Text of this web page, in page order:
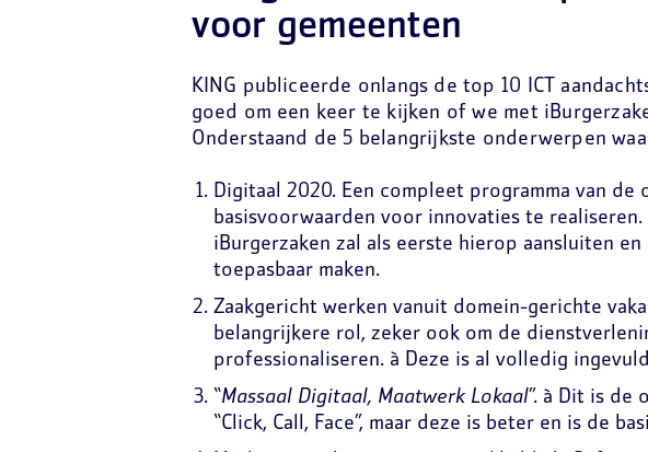
voor gemeenten
KING publiceerde onlangs de top 10 ICT
goed om een keer te kijken of we met
Onderstaand de 5 belangrijkste onderwerpen
Digitaal 2020. Een compleet programma van de
basisvoorwaarden voor innovaties te
iBurgerzaken zal als eerste hierop aansluiten
toepasbaar maken.
Zaakgericht werken vanuit domein-gerichte
belangrijkere rol, zeker ook om de
professionaliseren. à Deze is al volledig
“Massaal Digitaal, Maatwerk Lokaal”. à Dit is de
“Click, Call, Face”, maar deze is beter en is de